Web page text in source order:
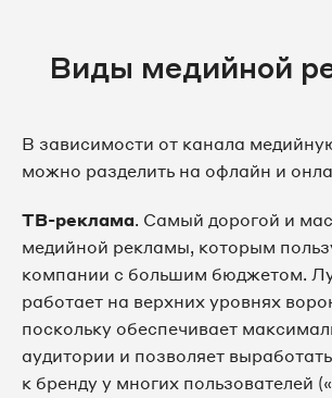
Виды медийной
В зависимости от канала
можно разделить на офлайн и
ТВ-реклама. Самый дорогой и
медийной рекламы, которым
компании с большим бюджетом.
работает на верхних уровнях
поскольку обеспечивает
аудитории и позволяет
к бренду у многих пользователей